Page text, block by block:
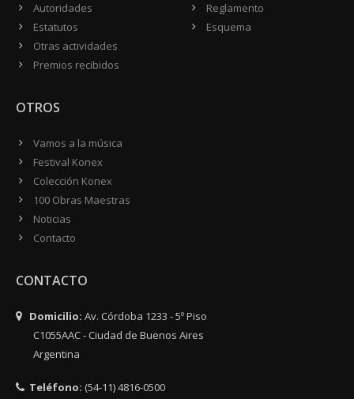
Autoridades
Estatutos
Otras actividades
Premios recibidos
Reglamento
Esquema
OTROS
Vamos a la música
Festival Konex
Colección Konex
100 Obras Maestras
Noticias
Contacto
CONTACTO
Domicilio: Av. Córdoba 1233 - 5º Piso
C1055AAC - Ciudad de Buenos Aires
Argentina
Teléfono: (54-11) 4816-0500